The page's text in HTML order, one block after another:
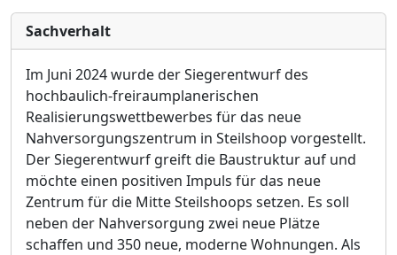
Sachverhalt
Im Juni 2024 wurde der Siegerentwurf des
hochbaulich-freiraumplanerischen
Realisierungswettbewerbes für das neue
Nahversorgungszentrum in Steilshoop vorgestellt.
Der Siegerentwurf greift die Baustruktur auf und
möchte einen positiven Impuls für das neue
Zentrum für die Mitte Steilshoops setzen. Es soll
neben der Nahversorgung zwei neue Plätze
schaffen und 350 neue, moderne Wohnungen. Als